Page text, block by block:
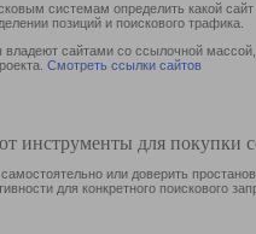
системам определить какой
позиций и поискового трафика.
сайтами со ссылочной
Смотреть ссылки сайтов
инструменты для покупки
или доверить
для конкретного поискового